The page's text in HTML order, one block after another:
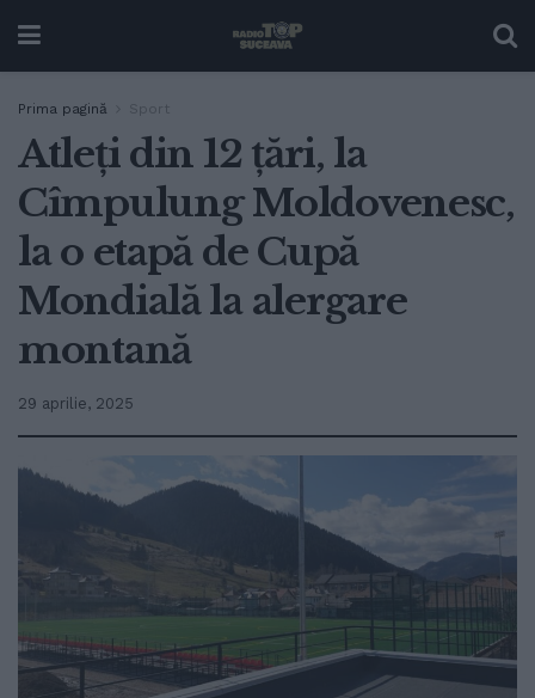
Prima pagină Sport
Atleți din 12 țări, la
Cîmpulung Moldovenesc,
la o etapă de Cupă
Mondială la alergare
montană
29 aprilie, 2025